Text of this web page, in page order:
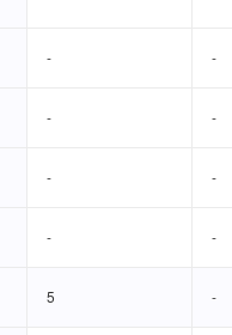
- -
- -
- -
- -
5 -
- -
- -
- -
- -
5 -